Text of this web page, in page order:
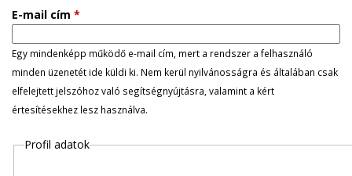
d
l
e
g
e
E-mail cím *
Egy mindenképp működő e-mail cím, mert a rendszer a felhasználó
minden üzenetét ide küldi ki. Nem kerül nyilvánosságra és általában csak
elfelejtett jelszóhoz való segítségnyújtásra, valamint a kért
értesítésekhez lesz használva.
Profil adatok